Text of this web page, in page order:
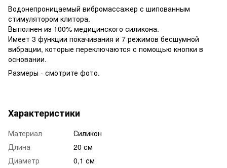
Водонепроницаемый вибромассажер с шипованным
стимулятором клитора.
Выполнен из 100% медицинского силикона.
Имеет 3 функции покачивания и 7 режимов бесшумной
вибрации, которые переключаются с помощью кнопки в
основании.
Размеры - смотрите фото.
Характеристики
Материал
Силикон
Длина
20 см
Диаметр
0,1 см